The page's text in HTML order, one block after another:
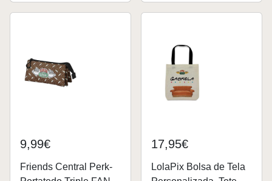
9,99€
Friends Central Perk-
17,95€
LolaPix Bolsa de Tela